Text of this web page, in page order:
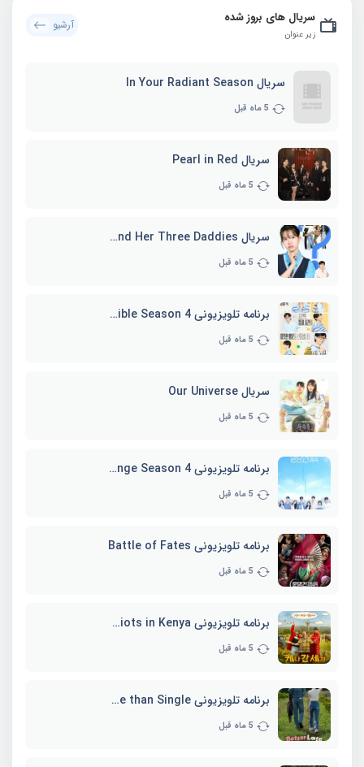
سریال های بروز شده
زیر عنوان
آرشیو
سریال In Your Radiant Season
5 ماه قبل
سریال Pearl in Red
5 ماه قبل
سریال Marie and Her Three Daddies
5 ماه قبل
برنامه تلویزیونی Whenever Possible Season 4
5 ماه قبل
سریال Our Universe
5 ماه قبل
برنامه تلویزیونی EXchange Season 4
5 ماه قبل
برنامه تلویزیونی Battle of Fates
5 ماه قبل
برنامه تلویزیونی Three Idiots in Kenya
5 ماه قبل
برنامه تلویزیونی Better Late than Single
5 ماه قبل